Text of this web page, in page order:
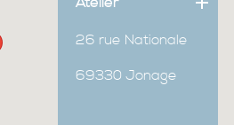
26 rue Nationale
69330 Jonage